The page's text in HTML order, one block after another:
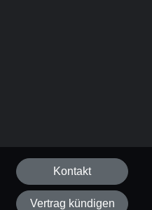
Kontakt
Vertrag kündigen